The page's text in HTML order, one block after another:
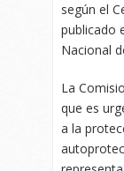
según el
publicado
Nacional
La
que es
a la